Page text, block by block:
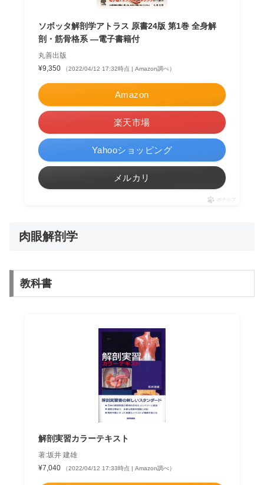
ソボッタ解剖学アトラス 原書24版 第1巻 全身解
剖・筋骨格系 —電子書籍付
丸善出版
¥9,350
（2022/04/12 17:32時点 | Amazon調べ）
Amazon
楽天市場
Yahooショッピング
メルカリ
ポチップ
肉眼解剖学
教科書
解剖実習カラーテキスト
著:坂井 建雄
¥7,040
（2022/04/12 17:33時点 | Amazon調べ）